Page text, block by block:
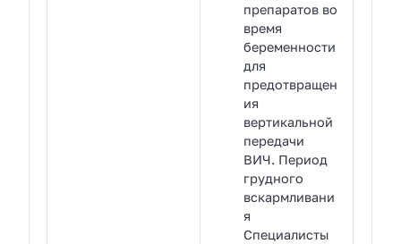
препаратов во
время
беременности
для
предотвращен
ия
вертикальной
передачи
ВИЧ. Период
грудного
вскармливани
я
Специалисты